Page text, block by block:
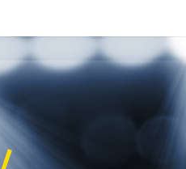
양과 위상과 계산
다고 합시다. 이를 말로 표현할
능합니다. 상상할 수 없는 것을
는 일이 아니라, 인간이 답을
문이 가진 오류도, 어떤 방법이